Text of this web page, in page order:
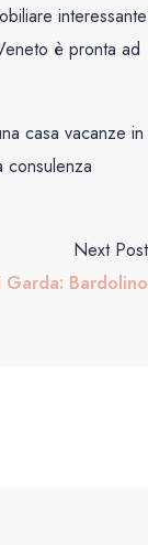
interessante
è pronta ad
casa vacanze in
consulenza
Next Post
Garda: Bardolino